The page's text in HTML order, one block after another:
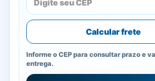
Calcular frete
Informe o CEP para consultar prazo e
entrega.